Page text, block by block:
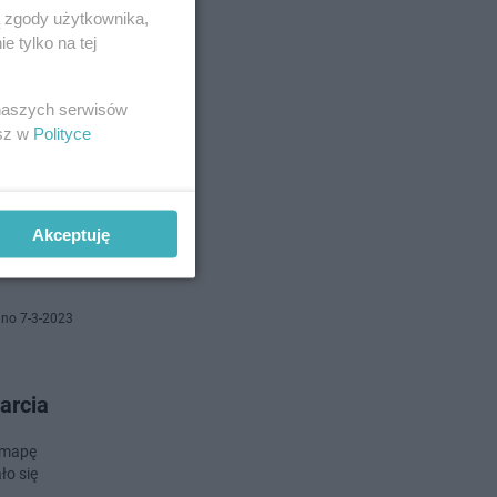
4-7-2023
mówi o
7-3-2023
się
użytkownika,
tylko na tej
serwisów
w Polityce
Akceptuję